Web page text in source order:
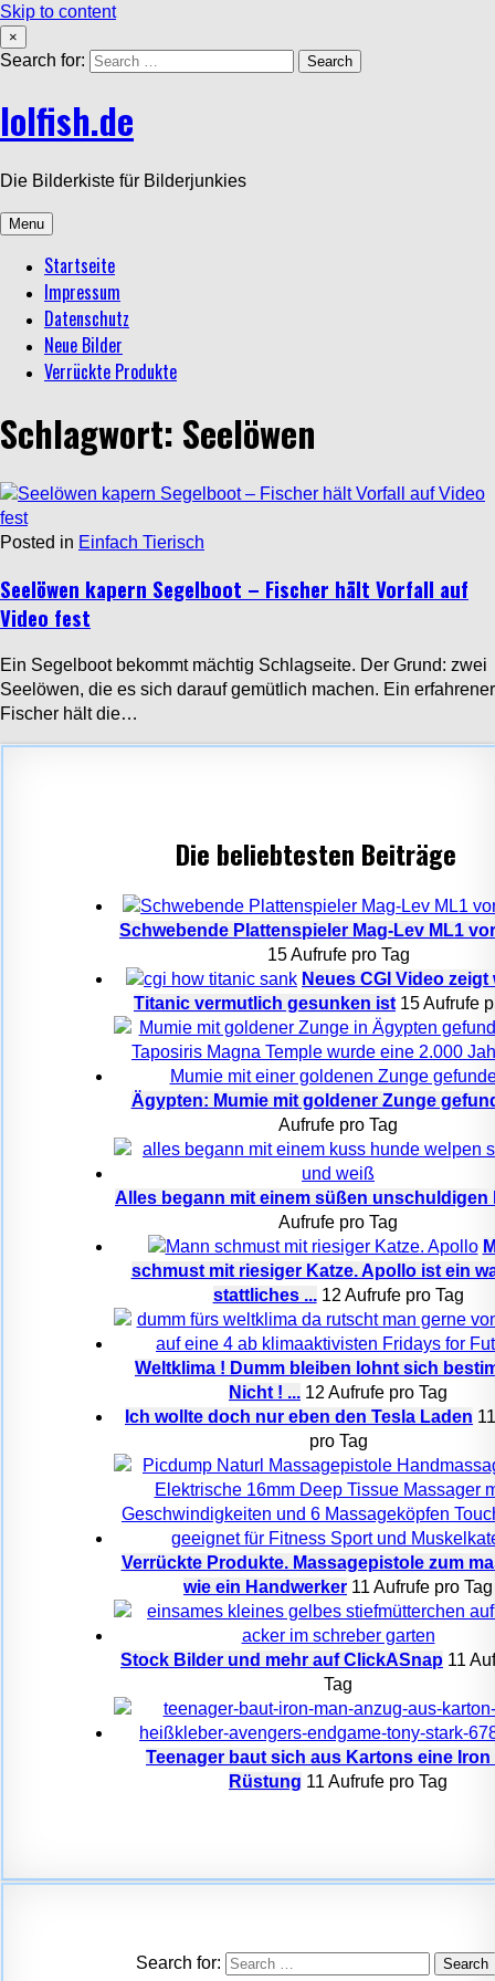
Skip to content
×
Search for:
lolfish.de
Die Bilderkiste für Bilderjunkies
Menu
Startseite
Impressum
Datenschutz
Neue Bilder
Verrückte Produkte
Schlagwort: Seelöwen
Posted in Einfach Tierisch
Seelöwen kapern Segelboot – Fischer hält Vorfall auf
Video fest
Ein Segelboot bekommt mächtig Schlagseite. Der Grund: zwei
Seelöwen, die es sich darauf gemütlich machen. Ein erfahrener
Fischer hält die…
Die beliebtesten Beiträge
Schwebende Plattenspieler Mag-Lev ML1
15 Aufrufe pro Tag
Neues CGI Video zeigt
Titanic vermutlich gesunken ist 15 Aufrufe
Ägypten: Mumie mit goldener Zunge
Aufrufe pro Tag
Alles begann mit einem süßen unschuldigen
Aufrufe pro Tag
schmust mit riesiger Katze. Apollo ist ein
stattliches ... 12 Aufrufe pro Tag
Weltklima ! Dumm bleiben lohnt sich
Nicht ! ... 12 Aufrufe pro Tag
Ich wollte doch nur eben den Tesla Laden
pro Tag
Verrückte Produkte. Massagepistole zum
wie ein Handwerker 11 Aufrufe pro Tag
Stock Bilder und mehr auf ClickASnap 11
Tag
Teenager baut sich aus Kartons eine Iron
Rüstung 11 Aufrufe pro Tag
Search for: